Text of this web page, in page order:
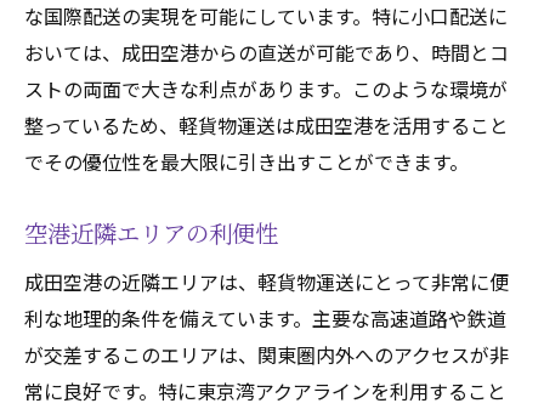
な国際配送の実現を可能にしています。特に小口配送に
おいては、成田空港からの直送が可能であり、時間とコ
ストの両面で大きな利点があります。このような環境が
整っているため、軽貨物運送は成田空港を活用すること
でその優位性を最大限に引き出すことができます。
空港近隣エリアの利便性
成田空港の近隣エリアは、軽貨物運送にとって非常に便
利な地理的条件を備えています。主要な高速道路や鉄道
が交差するこのエリアは、関東圏内外へのアクセスが非
常に良好です。特に東京湾アクアラインを利用すること